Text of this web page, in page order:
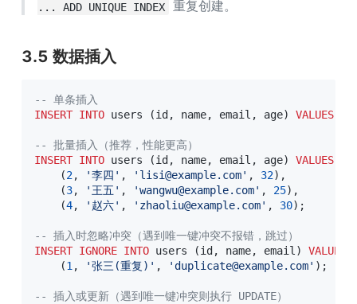
... ADD UNIQUE INDEX
重复创建。
3.5 数据插入
-- 单条插入
INSERT INTO users (id , name, email , age) VALUES
-- 批量插入（推荐，性能更高）
INSERT INTO users (id , name, email , age)
VALUES
(2, '李四' , 'lisi@example.com' , 32) ,
(3, '王五' , 'wangwu@example.com' , 25) ,
(4, '赵六' , 'zhaoliu@example.com' , 30) ;
-- 插入时忽略冲突（遇到唯一键冲突不报错，跳过）
INSERT IGNORE INTO users (id , name, email)
VALUES
(1, '张三(重复)' , 'duplicate@example.com' ) ;
-- 插入或更新（遇到唯一键冲突则执行 UPDATE）